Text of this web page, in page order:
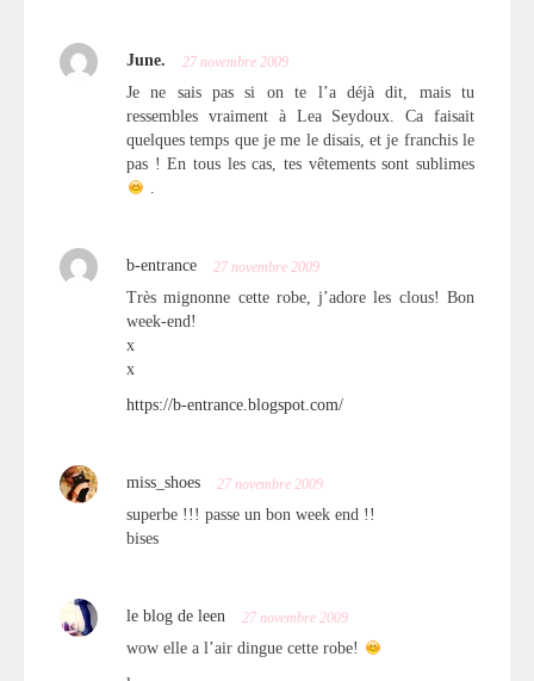
June. 27 novembre 2009
Je ne sais pas si on te l’a déjà dit, mais tu
ressembles vraiment à Lea Seydoux. Ca faisait
quelques temps que je me le disais, et je franchis le
pas ! En tous les cas, tes vêtements sont sublimes
.
b-entrance 27 novembre 2009
Très mignonne cette robe, j’adore les clous! Bon
week-end!
x
x
https://b-entrance.blogspot.com/
miss_shoes 27 novembre 2009
superbe !!! passe un bon week end !!
bises
le blog de leen 27 novembre 2009
wow elle a l’air dingue cette robe!